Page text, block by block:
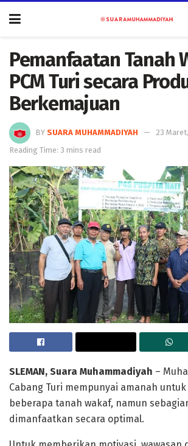
Pemanfaatan Tanah
PCM Turi secara
Berkemajuan
BY SUARA MUHAMMADIYAH
23
Reading Time: 3 mins read
SLEMAN, Suara Muhammadiyah –
Cabang Turi mempunyai amanah
beberapa tanah wakaf, namun
dimanfaatkan secara optimal.